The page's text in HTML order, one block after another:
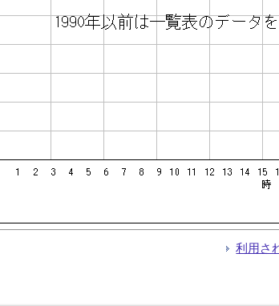
利用さ